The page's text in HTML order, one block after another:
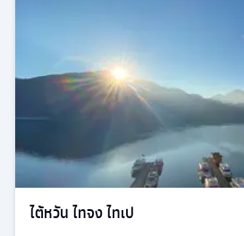
ไต้หวัน ไทจง ไทเป